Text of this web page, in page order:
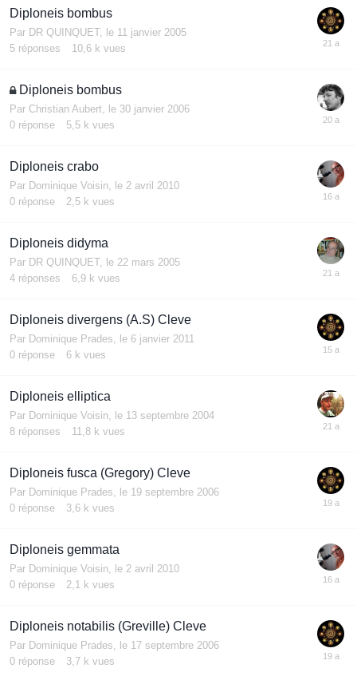
Diploneis bombus
Par DR QUINQUET,
le 11 janvier 2005
5 réponses 10,6 k vues
Diploneis bombus
Par Christian Aubert
le 30 janvier 2006
0 réponse 5,5 k vues
Diploneis crabo
Par Dominique Voisin
le 2 avril 2010
0 réponse 2,5 k vues
Diploneis didyma
Par DR QUINQUET,
le 22 mars 2005
4 réponses 6,9 k vues
Diploneis divergens (A.S) Cleve
Par Dominique Prades
le 6 janvier 2011
0 réponse 6 k vues
Diploneis elliptica
Par Dominique Voisin
le 13 septembre 2004
8 réponses 11,8 k vues
Diploneis fusca (Gregory) Cleve
Par Dominique Prades
le 19 septembre 2006
0 réponse 3,6 k vues
Diploneis gemmata
Par Dominique Voisin
le 2 avril 2010
0 réponse 2,1 k vues
Diploneis notabilis (Greville) Cleve
Par Dominique Prades
le 17 septembre 2006
0 réponse 3,7 k vues